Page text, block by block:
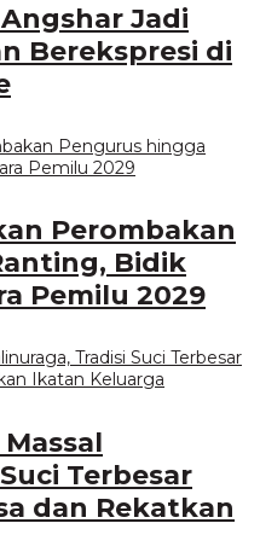
Jadi
Berekspresi di
Perombakan
Bidik
Pemilu 2029
Terbesar
dan Rekatkan